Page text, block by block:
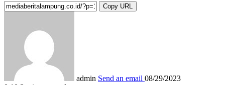
Copy URL
admin Send an email 08/29/2023